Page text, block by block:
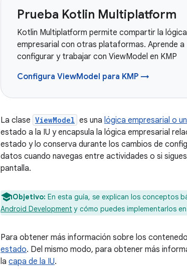
Prueba Kotlin Multiplatform
Kotlin Multiplatform permite compartir la lógica
empresarial con otras plataformas. Aprende a
configurar y trabajar con ViewModel en KMP
Configura ViewModel para KMP →
La clase ViewModel es una lógica empresarial o
estado a la IU y encapsula la lógica empresarial
estado y lo conserva durante los cambios de
datos cuando navegas entre actividades o si
pantalla.
Objetivo: En esta guía, se explican los conceptos
Android Development y cómo puedes implementarlos
Para obtener más información sobre los
estado. Del mismo modo, para obtener más
la capa de la IU.